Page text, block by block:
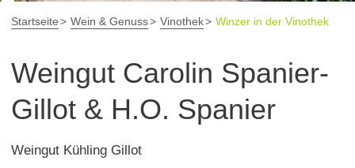
Startseite Wein & Genuss Vinothek Winzer in der Vinothek
Weingut Carolin Spanier-
Gillot & H.O. Spanier
Weingut Kühling Gillot